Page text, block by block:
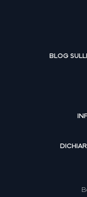
BLOG